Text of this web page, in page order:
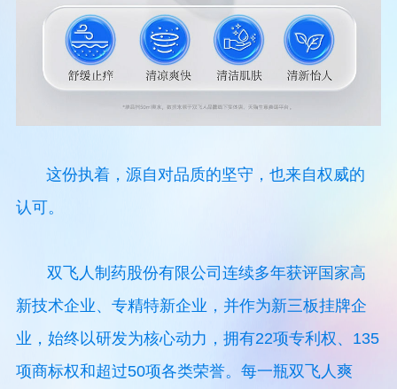
这份执着，源自对品质的坚守，也来自权威的
认可。
双飞人制药股份有限公司连续多年获评国家高
新技术企业、专精特新企业，并作为新三板挂牌企
业，始终以研发为核心动力，拥有22项专利权、135
项商标权和超过50项各类荣誉。每一瓶双飞人爽